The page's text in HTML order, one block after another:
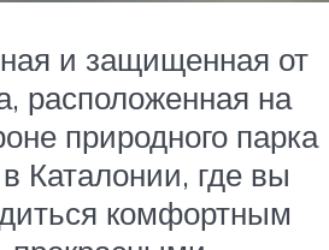
и защищенная от
расположенная на
природного парка
Каталонии, где вы
комфортным